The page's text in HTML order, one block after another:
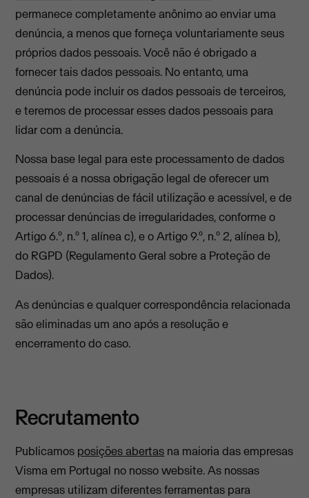
permanece completamente anônimo ao enviar uma
denúncia, a menos que forneça voluntariamente seus
próprios dados pessoais. Você não é obrigado a
fornecer tais dados pessoais. No entanto, uma
denúncia pode incluir os dados pessoais de terceiros,
e teremos de processar esses dados pessoais para
lidar com a denúncia.
Nossa base legal para este processamento de dados
pessoais é a nossa obrigação legal de oferecer um
canal de denúncias de fácil utilização e acessível, e de
processar denúncias de irregularidades, conforme o
Artigo 6.º, n.º 1, alínea c), e o Artigo 9.º, n.º 2, alínea b),
do RGPD (Regulamento Geral sobre a Proteção de
Dados).
As denúncias e qualquer correspondência relacionada
são eliminadas um ano após a resolução e
encerramento do caso.
Recrutamento
Publicamos posições abertas na maioria das empresas
Visma em Portugal no nosso website. As nossas
empresas utilizam diferentes ferramentas para